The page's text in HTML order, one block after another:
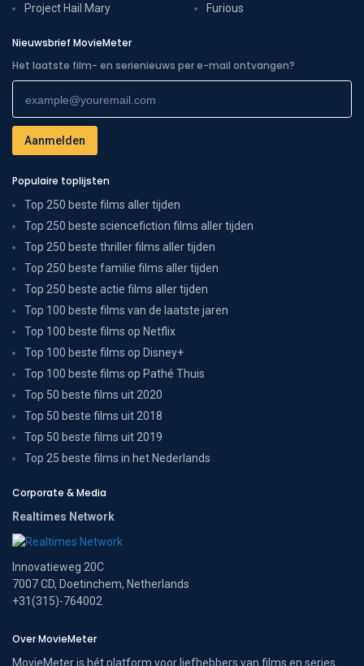
Project Hail Mary
Furious
Nieuwsbrief MovieMeter
Het laatste film- en serienieuws per e-mail ontvangen?
Populaire toplijsten
Top 250 beste films aller tijden
Top 250 beste sciencefiction films aller tijden
Top 250 beste thriller films aller tijden
Top 250 beste familie films aller tijden
Top 250 beste actie films aller tijden
Top 100 beste films van de laatste jaren
Top 100 beste films op Netflix
Top 100 beste films op Disney+
Top 100 beste films op Pathé Thuis
Top 50 beste films uit 2020
Top 50 beste films uit 2018
Top 50 beste films uit 2019
Top 25 beste films in het Nederlands
Corporate & Media
Realtimes Network
Innovatieweg 20C
7007 CD, Doetinchem, Netherlands
+31(315)-764002
Over MovieMeter
MovieMeter is hét platform voor liefhebbers van films en series.